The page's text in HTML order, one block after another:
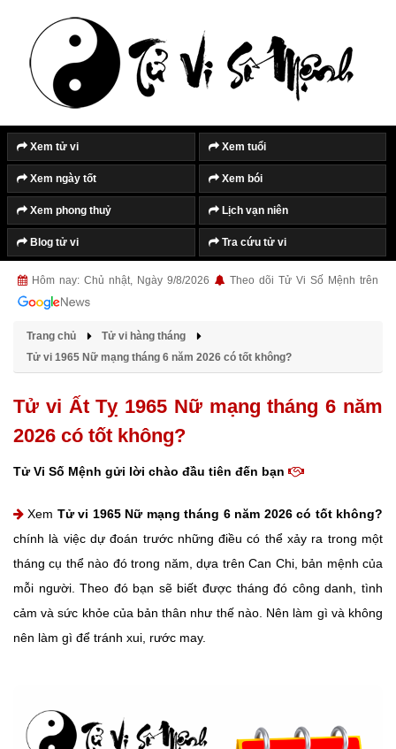
Xem tử vi Xem tuổi
Xem ngày tốt Xem bói
Xem phong thuỷ Lịch vạn niên
Blog tử vi Tra cứu tử vi
Hôm nay: Chủ nhật, Ngày 9/8/2026 Theo dõi Tử Vi Số Mệnh trên
Trang chủ
Tử vi hàng tháng
Tử vi 1965 Nữ mạng tháng 6 năm 2026 có tốt không?
Tử vi Ất Tỵ 1965 Nữ mạng tháng 6 năm
2026 có tốt không?
Tử Vi Số Mệnh gửi lời chào đầu tiên đến bạn
Xem Tử vi 1965 Nữ mạng tháng 6 năm 2026 có tốt không?
chính là việc dự đoán trước những điều có thể xảy ra trong một
tháng cụ thể nào đó trong năm, dựa trên Can Chi, bản mệnh của
mỗi người. Theo đó bạn sẽ biết được tháng đó công danh, tình
cảm và sức khỏe của bản thân như thế nào. Nên làm gì và không
nên làm gì để tránh xui, rước may.